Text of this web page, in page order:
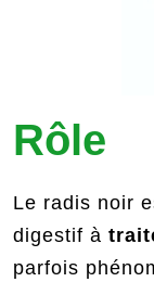
Rôle
Le radis noir
digestif à
parfois